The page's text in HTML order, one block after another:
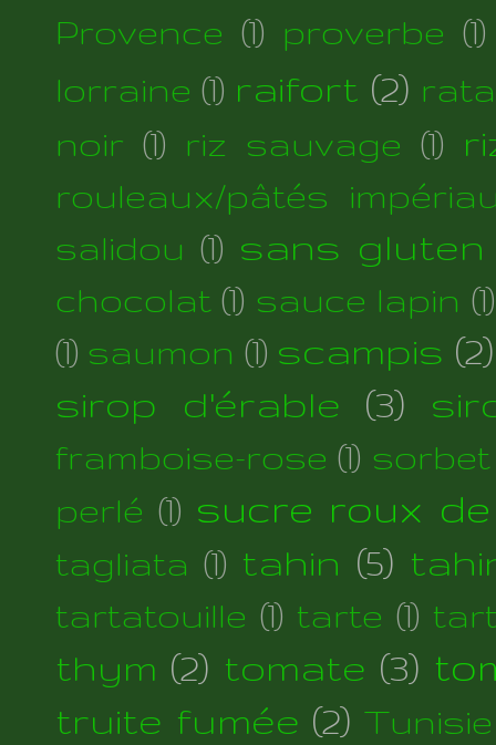
Provence (1) proverbe (1)
lorraine (1) raifort (2)
noir (1) riz sauvage (1)
rouleaux/pâtés
salidou (1) sans gluten
chocolat (1) sauce lapin (1)
(1) saumon (1) scampis (2)
sirop d'érable
(3)
framboise-rose (1)
perlé (1) sucre roux
tagliata (1) tahin (5)
tartatouille (1) tarte (1)
thym (2) tomate (3)
truite fumée (2) Tunisie